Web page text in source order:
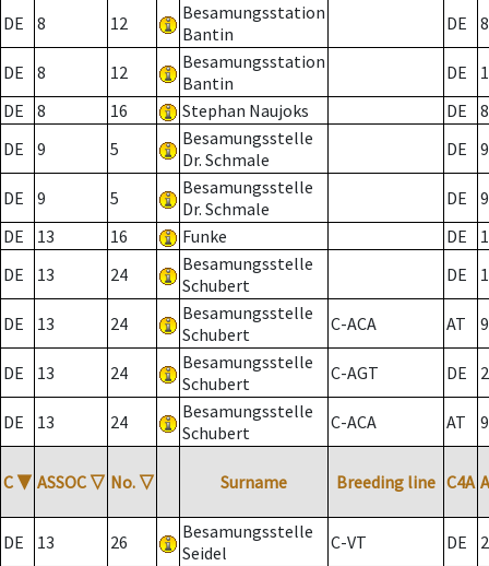
DE 8 12
Besamungsstation
Bantin
DE 8
DE 8 12
Besamungsstation
Bantin
DE
DE
8 16 Stephan Naujoks DE
8
DE
9 5
Besamungsstelle
Dr. Schmale
DE 9
DE 9 5
Besamungsstelle
Dr. Schmale
DE
9
DE
13 16 Funke DE
DE
13 24
Besamungsstelle
Schubert
DE
DE 13 24
Besamungsstelle
Schubert
C-ACA AT
DE 13 24
Besamungsstelle
Schubert
C-AGT DE 2
DE 13 24
Besamungsstelle
Schubert
C-ACA AT
C ▼ ASSOC ▽ No. ▽ Surname Breeding line C4A
DE 13 26
Besamungsstelle
Seidel
C-VT DE 2